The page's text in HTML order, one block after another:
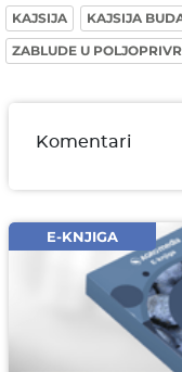
KAJSIJA KAJSIJA
ZABLUDE U
Komentari
Email* obavezno
Komentar*
E-KNJIGA